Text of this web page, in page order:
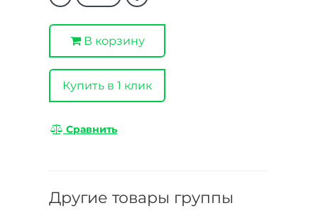
В корзину
Купить в 1 клик
Сравнить
Другие товары группы